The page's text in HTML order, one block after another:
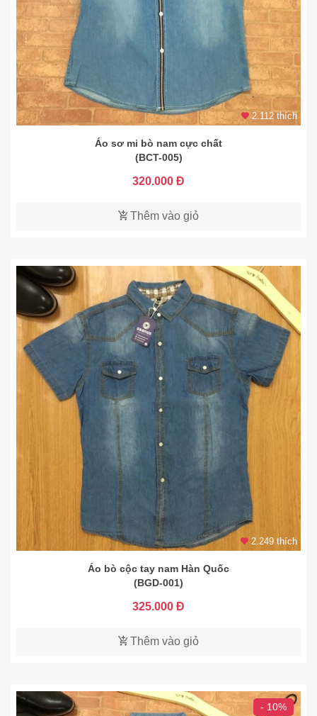
2.112 thích
Áo sơ mi bò nam cực chất
(BCT-005)
320.000 Đ
Thêm vào giỏ
2.249 thích
Áo bò cộc tay nam Hàn Quốc
(BGD-001)
325.000 Đ
Thêm vào giỏ
- 10%